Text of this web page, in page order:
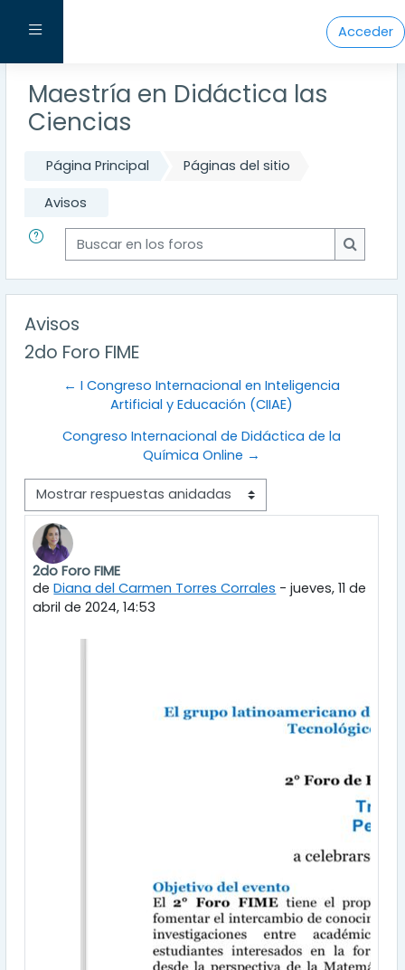
Panel lateral Acceder
Maestría en Didáctica las
Ciencias
Página Principal Páginas del sitio
Avisos
Buscar en los foros
Buscar
Avisos
2do Foro FIME
← I Congreso Internacional en Inteligencia
Artificial y Educación (CIIAE)
Congreso Internacional de Didáctica de la
Química Online →
Mostrar modo
2do Foro FIME
deDiana del Carmen Torres Corrales -jueves, 11 de
abril de 2024, 14:53
Número de respuestas: 0